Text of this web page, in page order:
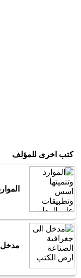
كتب اخرى للمؤلف
مدخل